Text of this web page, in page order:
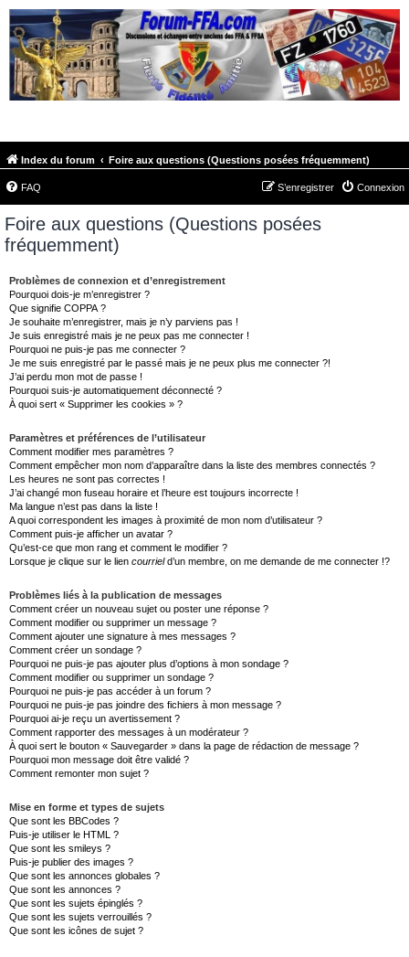
Index du forum Foire aux questions (Questions posées fréquemment)
FAQ Connexion
S’enregistrer
Foire aux questions (Questions posées
fréquemment)
Problèmes de connexion et d’enregistrement
Pourquoi dois-je m’enregistrer ?
Que signifie COPPA ?
Je souhaite m’enregistrer, mais je n’y parviens pas !
Je suis enregistré mais je ne peux pas me connecter !
Pourquoi ne puis-je pas me connecter ?
Je me suis enregistré par le passé mais je ne peux plus me connecter ?!
J’ai perdu mon mot de passe !
Pourquoi suis-je automatiquement déconnecté ?
À quoi sert « Supprimer les cookies » ?
Paramètres et préférences de l’utilisateur
Comment modifier mes paramètres ?
Comment empêcher mon nom d’apparaître dans la liste des membres connectés ?
Les heures ne sont pas correctes !
J’ai changé mon fuseau horaire et l’heure est toujours incorrecte !
Ma langue n’est pas dans la liste !
A quoi correspondent les images à proximité de mon nom d’utilisateur ?
Comment puis-je afficher un avatar ?
Qu’est-ce que mon rang et comment le modifier ?
Lorsque je clique sur le lien courrield’un membre, on me demande de me connecter !?
Problèmes liés à la publication de messages
Comment créer un nouveau sujet ou poster une réponse ?
Comment modifier ou supprimer un message ?
Comment ajouter une signature à mes messages ?
Comment créer un sondage ?
Pourquoi ne puis-je pas ajouter plus d’options à mon sondage ?
Comment modifier ou supprimer un sondage ?
Pourquoi ne puis-je pas accéder à un forum ?
Pourquoi ne puis-je pas joindre des fichiers à mon message ?
Pourquoi ai-je reçu un avertissement ?
Comment rapporter des messages à un modérateur ?
À quoi sert le bouton « Sauvegarder » dans la page de rédaction de message ?
Pourquoi mon message doit être validé ?
Comment remonter mon sujet ?
Mise en forme et types de sujets
Que sont les BBCodes ?
Puis-je utiliser le HTML ?
Que sont les smileys ?
Puis-je publier des images ?
Que sont les annonces globales ?
Que sont les annonces ?
Que sont les sujets épinglés ?
Que sont les sujets verrouillés ?
Que sont les icônes de sujet ?